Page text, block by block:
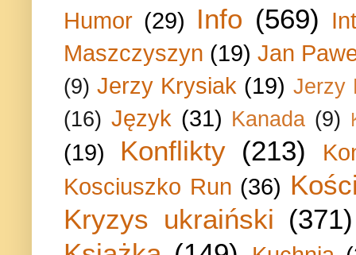
Humor (29) Info (569)
Maszczyszyn (19) Jan
(9) Jerzy Krysiak (19) Jerzy
(16) Język (31) Kanada (9)
(19) Konflikty (213)
Kosciuszko Run (36)
Kryzys ukraiński (371)